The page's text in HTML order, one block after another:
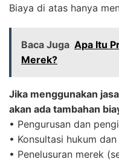
Biaya di atas hanya
Baca Juga Apa Itu
Merek?
Jika menggunakan jasa
akan ada tambahan
• Pengurusan dan
• Konsultasi hukum
• Penelusuran merek